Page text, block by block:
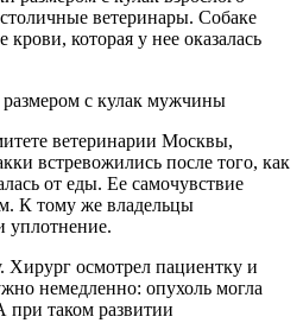
ветеринары. Собаке
крови, которая у нее оказалась
ветеринарии Москвы,
встревожились после того, как
от еды. Ее самочувствие
К тому же владельцы
уплотнение.
Хирург осмотрел пациентку и
немедленно: опухоль могла
таком развитии